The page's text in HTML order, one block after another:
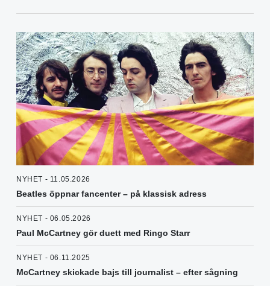
NYHET - 11.05.2026
Beatles öppnar fancenter – på klassisk adress
NYHET - 06.05.2026
Paul McCartney gör duett med Ringo Starr
NYHET - 06.11.2025
McCartney skickade bajs till journalist – efter sågning